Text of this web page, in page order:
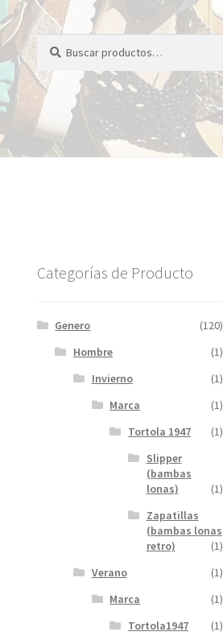
por:
Categorías de Producto
Genero
(120)
Hombre
(1)
Invierno
(1)
Marca
(1)
Tortola 1947
(1)
Slipper
(bambas
lonas)
(1)
Zapatillas
(bambas lonas
retro)
(1)
Verano
(1)
Marca
(1)
Tortola1947
(1)